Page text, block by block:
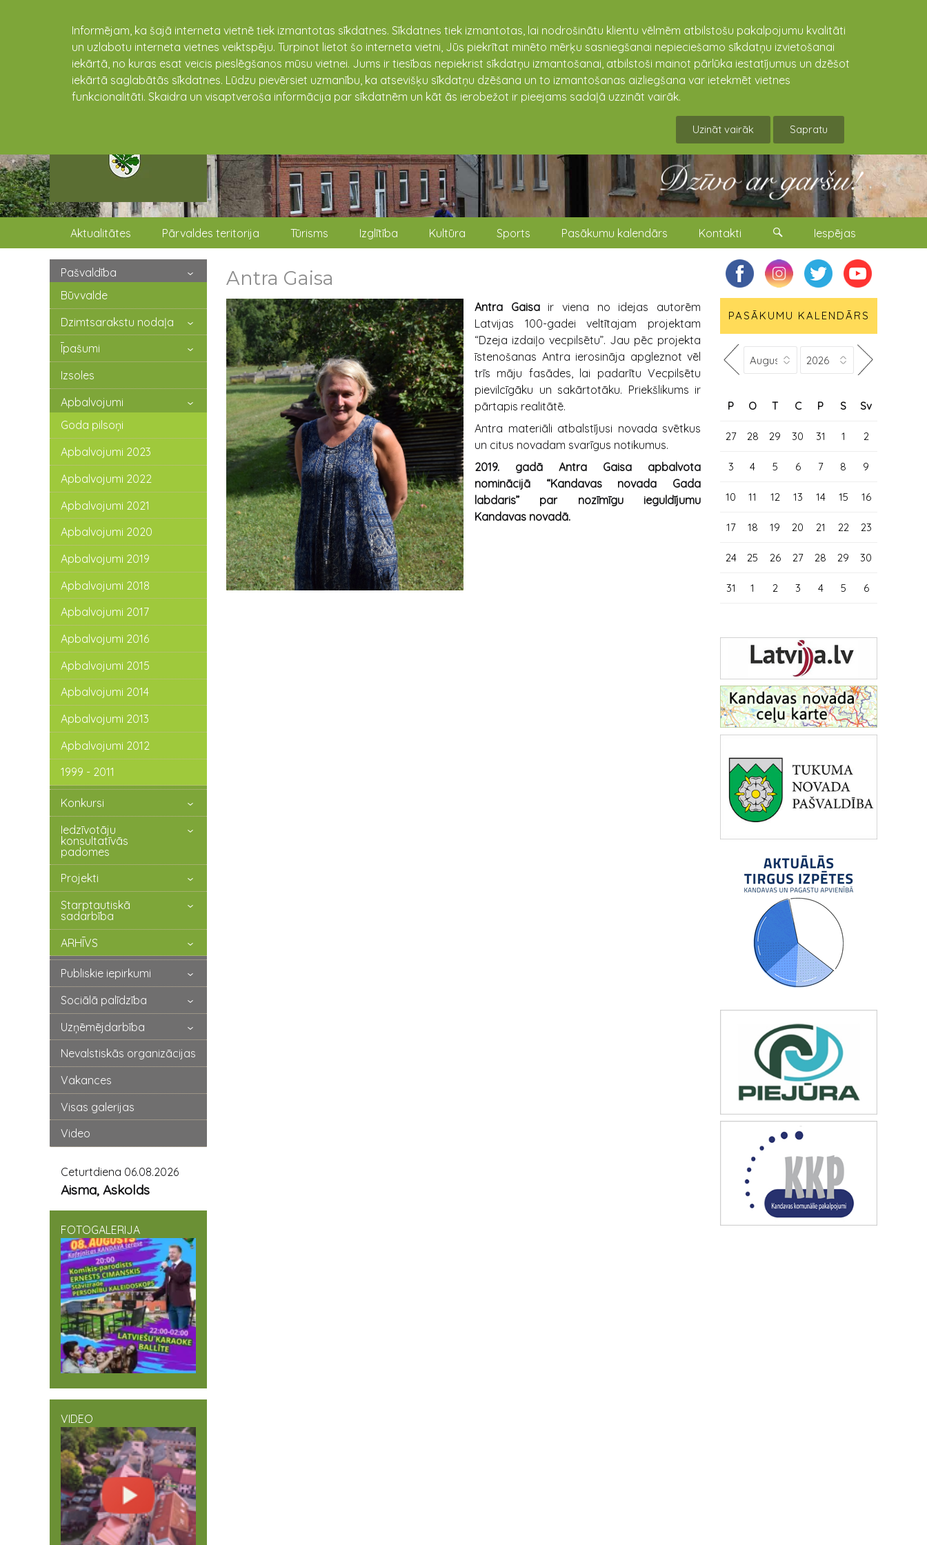
Informējam, ka šajā interneta vietnē tiek izmantotas sīkdatnes. Sīkdatnes tiek izmantotas, lai nodrošinātu klientu vēlmēm atbilstošu pakalpojumu kvalitāti
un uzlabotu interneta vietnes veiktspēju. Turpinot lietot šo interneta vietni, Jūs piekrītat minēto mērķu sasniegšanai nepieciešamo sīkdatņu izvietošanai
iekārtā, no kuras esat veicis pieslēgšanos mūsu vietnei. Jums ir tiesības nepiekrist sīkdatņu izmantošanai, atbilstoši mainot pārlūka iestatījumus un dzēšot
iekārtā saglabātās sīkdatnes. Lūdzu pievērsiet uzmanību, ka atsevišķu sīkdatņu dzēšana un to izmantošanas aizliegšana var ietekmēt vietnes
funkcionalitāti. Skaidra un visaptveroša informācija par sīkdatnēm un kāt ās ierobežot ir pieejams sadaļā uzzināt vairāk.
Uzināt vairāk Sapratu
Aktualitātes Pārvaldes teritorija Tūrisms Izglītība Kultūra Sports Pasākumu kalendārs Kontakti Iespējas
Pašvaldība
Būvvalde
Dzimtsarakstu nodaļa
Īpašumi
Izsoles
Apbalvojumi
Goda pilsoņi
Apbalvojumi 2023
Apbalvojumi 2022
Apbalvojumi 2021
Apbalvojumi 2020
Apbalvojumi 2019
Apbalvojumi 2018
Apbalvojumi 2017
Apbalvojumi 2016
Apbalvojumi 2015
Apbalvojumi 2014
Apbalvojumi 2013
Apbalvojumi 2012
1999 - 2011
Konkursi
Iedzīvotāju
konsultatīvās
padomes
Projekti
Starptautiskā
sadarbība
ARHĪVS
Publiskie iepirkumi
Sociālā palīdzība
Uzņēmējdarbība
Nevalstiskās organizācijas
Vakances
Visas galerijas
Video
Ceturtdiena 06.08.2026
Aisma, Askolds
FOTOGALERIJA
VIDEO
Antra Gaisa
Antra Gaisair viena no idejas autorēm
Latvijas 100-gadei veltītajam projektam
“Dzeja izdaiļo vecpilsētu”. Jau pēc projekta
īstenošanas Antra ierosināja apgleznot vēl
trīs māju fasādes, lai padarītu Vecpilsētu
pievilcīgāku un sakārtotāku. Priekšlikums ir
pārtapis realitātē.
Antra materiāli atbalstījusi novada svētkus
un citus novadam svarīgus notikumus.
2019. gadā Antra Gaisa apbalvota
nominācijā “Kandavas novada Gada
labdaris” par nozīmīgu ieguldījumu
Kandavas novadā.
PASĀKUMU KALENDĀRS
P O T C P S Sv
27 28 29 30 31 1 2
3 4 5 6 7 8 9
10 11 12 13 14 15 16
17 18 19 20 21 22 23
24 25 26 27 28 29 30
31 1 2 3 4 5 6